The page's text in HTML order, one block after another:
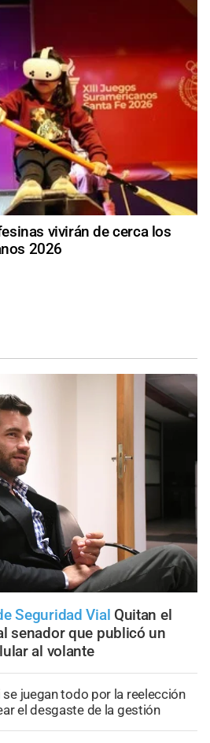
vivirán de cerca los
2026
Seguridad Vial Quitan el
senador que publicó un
al volante
se juegan todo por la reelección
el desgaste de la gestión